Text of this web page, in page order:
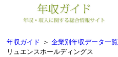
年収ガイド ＞ 企業別年収データ一覧
リュエンスホールディングス